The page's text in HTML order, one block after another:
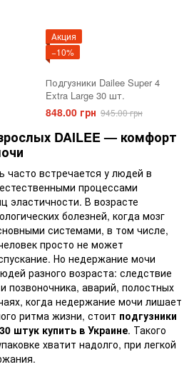
Акция
−10%
Подгузники Dailee Super 4
Extra Large 30 шт.
848.00 грн 945.00 грн
DAILEE — комфорт
часто встречается у людей в
процессами
эластичности. В возрасте
болезней, когда мозг
системами, в том числе,
просто не может
Но недержание мочи
разного возраста: следствие
позвоночника, аварий, полостных
когда недержание мочи лишает
ритма жизни, стоит подгузники
штук купить в Украине. Такого
хватит надолго, при легкой